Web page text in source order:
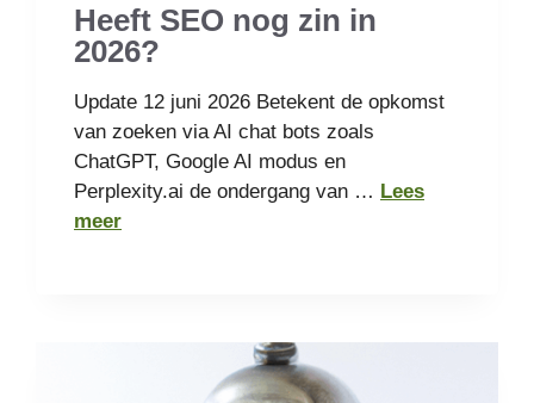
Heeft SEO nog zin in
2026?
Update 12 juni 2026 Betekent de opkomst
van zoeken via AI chat bots zoals
ChatGPT, Google AI modus en
Perplexity.ai de ondergang van … Lees
meer